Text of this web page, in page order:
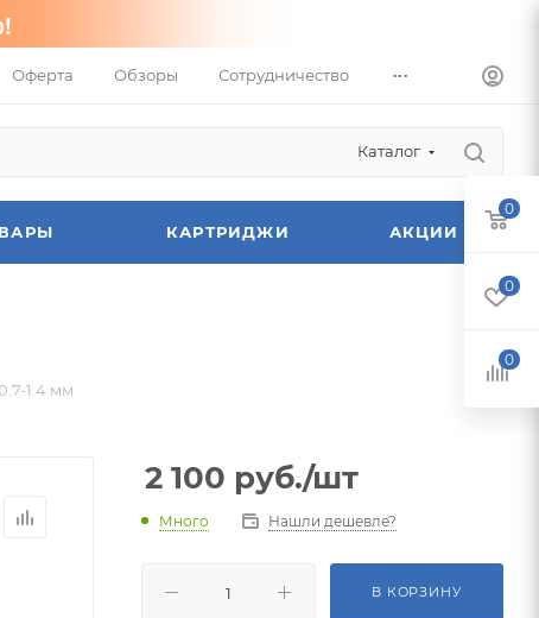
Оферта Обзоры Сотрудничество ...
Каталог
КАРТРИДЖИ АКЦИИ
1.4 мм
2 100 руб./шт
Много Нашли дешевле?
В КОРЗИНУ
0
0
0